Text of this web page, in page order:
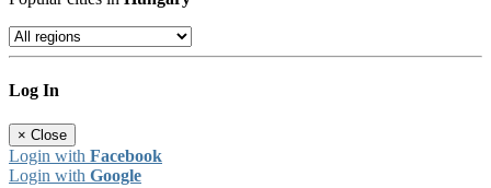
Log In
× Close
Login with Facebook
Login with Google